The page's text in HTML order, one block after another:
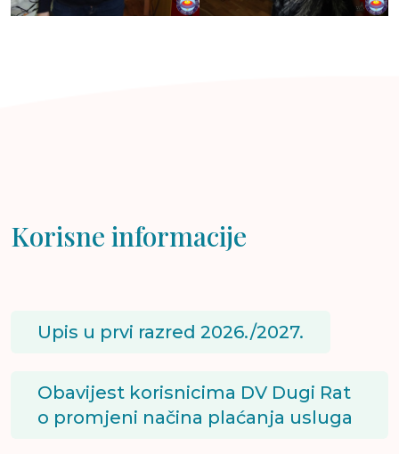
Korisne informacije
Upis u prvi razred 2026./2027.
Obavijest korisnicima DV Dugi Rat
o promjeni načina plaćanja usluga